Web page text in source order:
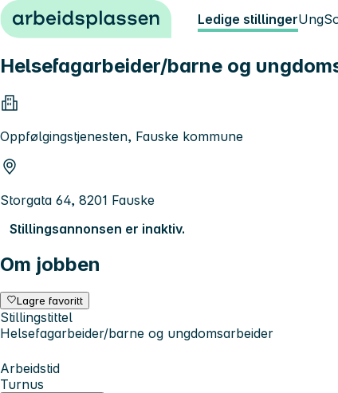
Hopp til innhold Ledige stillingerUng
Helsefagarbeider/barne og
Oppfølgingstjenesten, Fauske kommune
Storgata 64, 8201 Fauske
Stillingsannonsen er inaktiv.
Om jobben
Lagre favoritt
Stillingstittel
Helsefagarbeider/barne og ungdomsarbeider
Arbeidstid
Turnus